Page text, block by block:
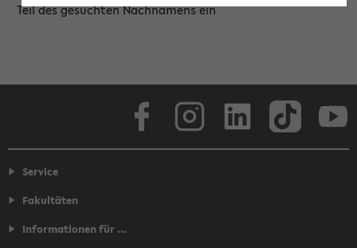
Teil des gesuchten Nachnamens ein
Service
Fakultäten
Informationen für ...